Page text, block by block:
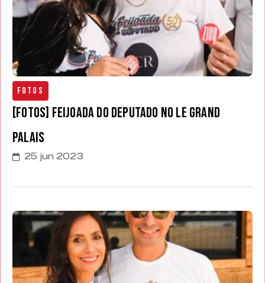
Fotos
[FOTOS] Feijoada do Deputado no Le Grand
Palais
25 jun 2023